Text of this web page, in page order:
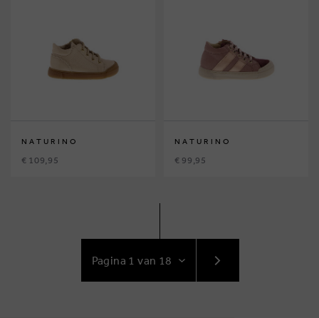
NATURINO
€ 109,95
NATURINO
€ 99,95
NAAR
VOLGENDE